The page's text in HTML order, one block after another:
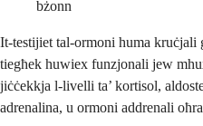
bżonn
It-testijiet tal-ormoni huma
tiegħek huwiex funzjonali jew
jiċċekkja l-livelli ta’ kortisol,
adrenalina, u ormoni addrenali